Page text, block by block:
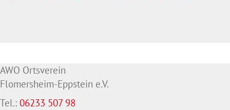
AWO Ortsverein
Flomersheim-Eppstein e.V.
Tel.: 06233 507 98